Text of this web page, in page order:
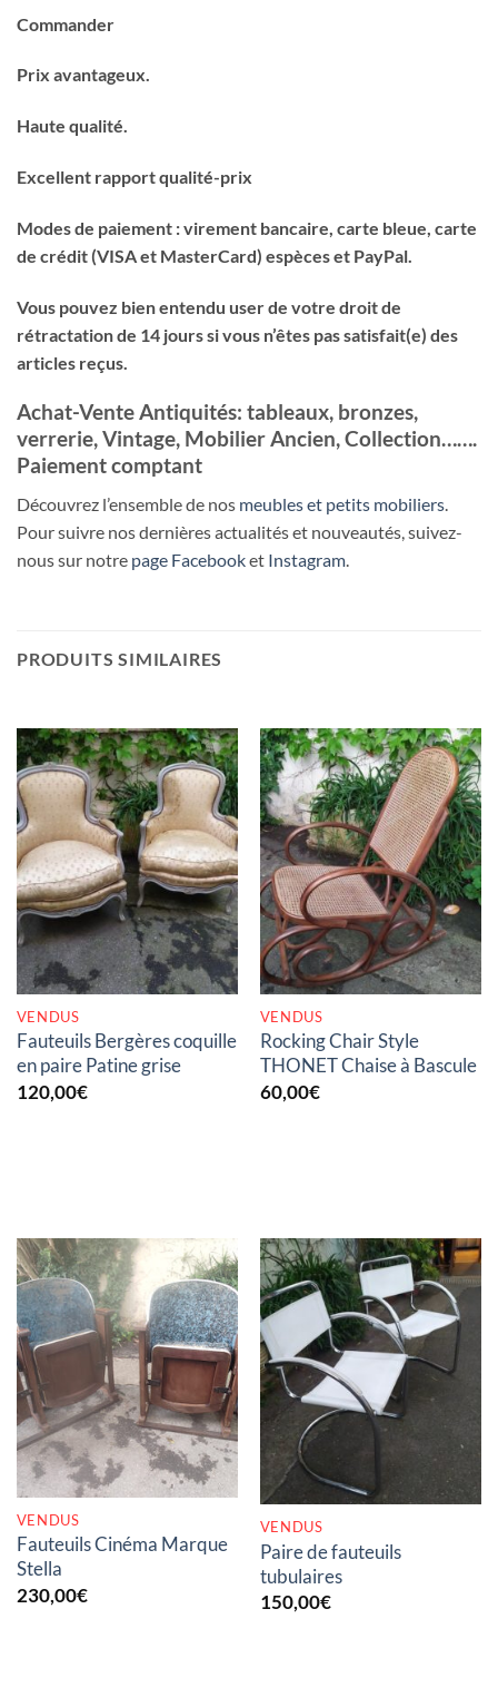
Commander
Prix avantageux.
Haute qualité.
Excellent rapport qualité-prix
Modes de paiement : virement bancaire, carte bleue, carte
de crédit (VISA et MasterCard) espèces et PayPal.
Vous pouvez bien entendu user de votre droit de
rétractation de 14 jours si vous n’êtes pas satisfait(e) des
articles reçus.
Achat-Vente Antiquités: tableaux, bronzes,
verrerie, Vintage, Mobilier Ancien, Collection…….
Paiement comptant
Découvrez l’ensemble de nos meubles et petits mobiliers.
Pour suivre nos dernières actualités et nouveautés, suivez-
nous sur notre page Facebooket Instagram.
PRODUITS SIMILAIRES
RUPTURE DE STOCK
VENDUS
Fauteuils Bergères coquille
en paire Patine grise
120,00€
RUPTURE DE STOCK
VENDUS
Rocking Chair Style
THONET Chaise à Bascule
60,00€
RUPTURE DE STOCK
VENDUS
Fauteuils Cinéma Marque
Stella
230,00€
RUPTURE DE STOCK
VENDUS
Paire de fauteuils
tubulaires
150,00€